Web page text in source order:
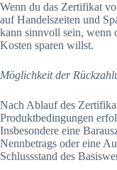
Wenn du das Zertifikat
auf Handelszeiten und
kann sinnvoll sein, wenn
Kosten sparen willst.
Möglichkeit der
Nach Ablauf des
Produktbedingungen
Insbesondere eine
Nennbetrags oder eine
Schlussstand des